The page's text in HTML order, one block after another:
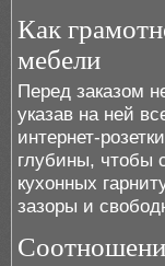
Как
мебели
Перед заказом
указав на ней
интернет-
глубины, чтобы
кухонных
зазоры и